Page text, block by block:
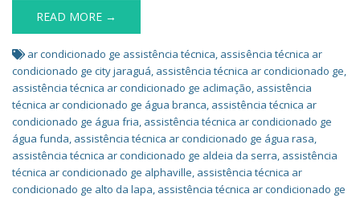
READ MORE →
ar condicionado ge assistência técnica, assisência técnica ar
condicionado ge city jaraguá, assistência técnica ar condicionado ge,
assistência técnica ar condicionado ge aclimação, assistência
técnica ar condicionado ge água branca, assistência técnica ar
condicionado ge água fria, assistência técnica ar condicionado ge
água funda, assistência técnica ar condicionado ge água rasa,
assistência técnica ar condicionado ge aldeia da serra, assistência
técnica ar condicionado ge alphaville, assistência técnica ar
condicionado ge alto da lapa, assistência técnica ar condicionado ge